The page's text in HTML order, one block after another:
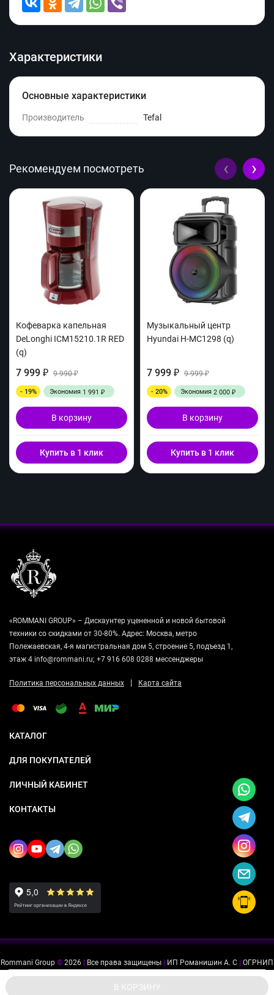
В КОРЗИНУ
Характеристики
Основные характеристики
Производитель Tefal
Рекомендуем посмотреть
Кофеварка капельная
DeLonghi ICM15210.1R RED
(q)
7 999 ₽ 9 990₽
- 19% Экономия 1 991 ₽
В корзину
Купить в 1 клик
Музыкальный центр
Hyundai H-MC1298 (q)
7 999 ₽ 9 999₽
- 20% Экономия 2 000 ₽
В корзину
Купить в 1 клик
‹ ›
«ROMMANI GROUP» – Дискаунтер уцененной и новой бытовой
техники со скидками от 30-80%. Адрес: Москва, метро
Полежаевская, 4-я магистральная дом 5, строение 5, подъезд 1,
этаж 4 info@rommani.ru; +7 916 608 0288 мессенджеры
Политика персональных данных | Карта сайта
КАТАЛОГ
ДЛЯ ПОКУПАТЕЛЕЙ
ЛИЧНЫЙ КАБИНЕТ
КОНТАКТЫ
Rommani Group © 2026 Все права защищены ИП Романишин А. С
ОГРНИП